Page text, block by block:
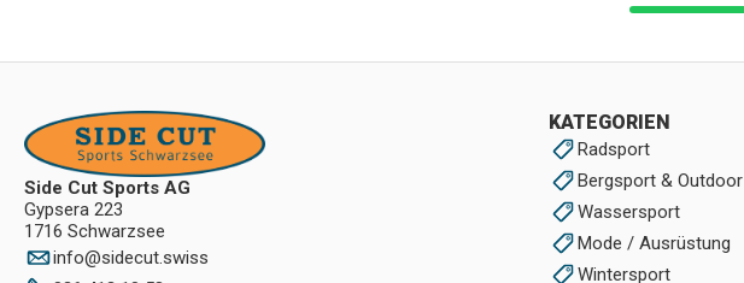
Side Cut Sports AG
Gypsera 223
1716 Schwarzsee
info@sidecut.swiss
KATEGORIEN
Radsport
Bergsport & Outdoor
Wassersport
Mode / Ausrüstung
Wintersport